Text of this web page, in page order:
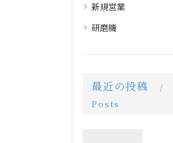
新規営業
研磨機
最近の投稿
Posts